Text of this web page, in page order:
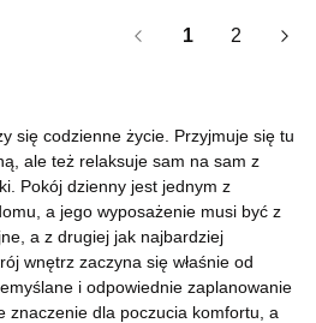
1 2
się codzienne życie. Przyjmuje się tu
ale też relaksuje sam na sam z
Pokój dzienny jest jednym z
a jego wyposażenie musi być z
a z drugiej jak najbardziej
wnętrz zaczyna się właśnie od
i odpowiednie zaplanowanie
znaczenie dla poczucia komfortu, a